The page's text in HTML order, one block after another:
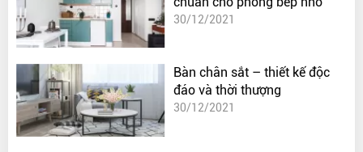
30/12/2021
Bàn chân sắt – thiết kế độc
đáo và thời thượng
30/12/2021